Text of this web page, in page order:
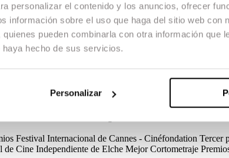
personalizar el contenido y los anuncios, ofrecer
información sobre el uso que haga del sitio web con
pueden combinarla con otra información que
hecho de sus servicios.
Personalizar
pequeño pueblo pesquero de Almería junto a su madre,
que lidiar con su madre y con Rahma para defender
Ian Garrido Dirección de
Festival Internacional de Cannes - Cinéfondation Tercer
de Cine Independiente de Elche Mejor Cortometraje